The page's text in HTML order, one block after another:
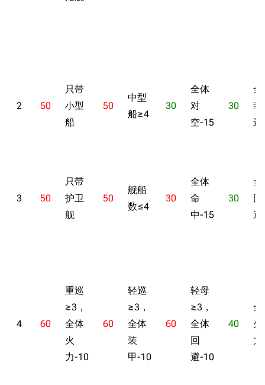
2 50
只带
小型
船
50
中型
船≥4
30
全体
对
空-15
30
全
幸
运
3 50
只带
护卫
舰
50
舰船
数≤4
30
全体
命
中-15
30
全
回
避
4 60
重巡
≥3，
全体
火
力-10
60
轻巡
≥3，
全体
装
甲-10
60
轻母
≥3，
全体
回
避-10
40
全
火